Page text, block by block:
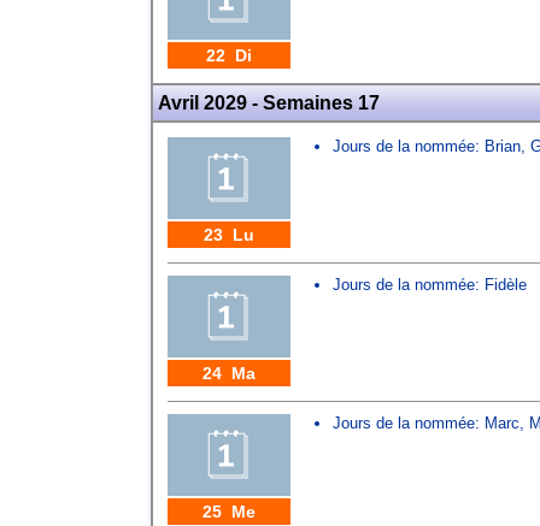
22 Di
Avril 2029 - Semaines 17
23 Lu
Jours de la nommée: Brian,
24 Ma
Jours de la nommée: Fidèle
25 Me
Jours de la nommée: Marc,